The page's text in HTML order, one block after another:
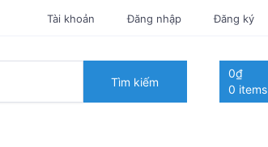
Tài khoản Đăng nhập Đăng ký
Tìm kiếm
0₫
0 items